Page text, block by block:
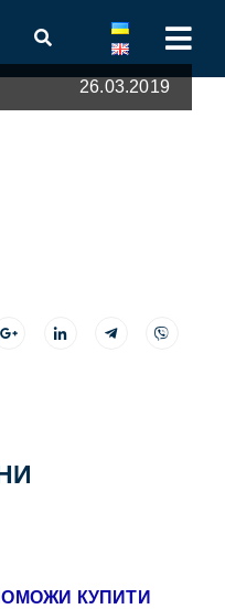
26.03.2019
КУПИТИ